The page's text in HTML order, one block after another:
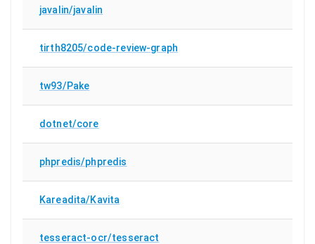
javalin/javalin
tirth8205/code-review-graph
tw93/Pake
dotnet/core
phpredis/phpredis
Kareadita/Kavita
tesseract-ocr/tesseract